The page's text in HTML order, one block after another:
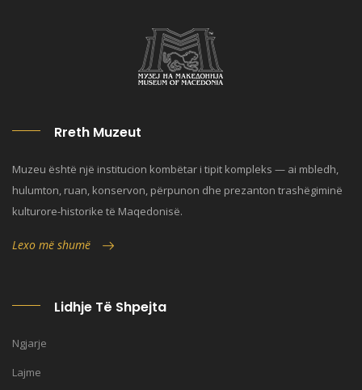
Rreth Muzeut
Muzeu është një institucion kombëtar i tipit kompleks — ai mbledh,
hulumton, ruan, konservon, përpunon dhe prezanton trashëgiminë
kulturore-historike të Maqedonisë.
Lexo më shumë
Lidhje Të Shpejta
Ngjarje
Lajme